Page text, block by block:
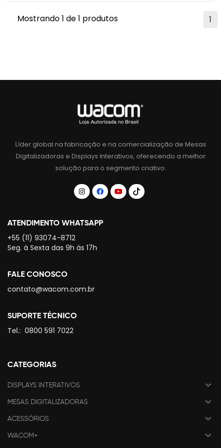
1
Mostrando 1 de 1 produtos
Líder global na fabricação e na comercialização de Mesas
Digitalizadoras e Displays Interativos, oferecendo a melhor
solução para o segmento criativo.
ATENDIMENTO WHATSAPP
+55 (11) 93074-8712
Seg. à Sexta das 9h às 17h
FALE CONOSCO
contato@wacom.com.br
SUPORTE TÉCNICO
Tel.: 0800 591 7022
CATEGORIAS
DISPLAYS INTERATIVOS
MESAS DIGITALIZADORAS
ACESSÓRIOS
WACOM+